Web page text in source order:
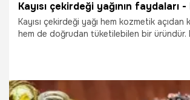
Kayısı çekirdeği yağı hem kozmetik açıdan
hem de doğrudan tüketilebilen bir üründür.
bulunan kayısı çekirdeği yağı, her yaş
tarafından sorunsuz bir şekilde